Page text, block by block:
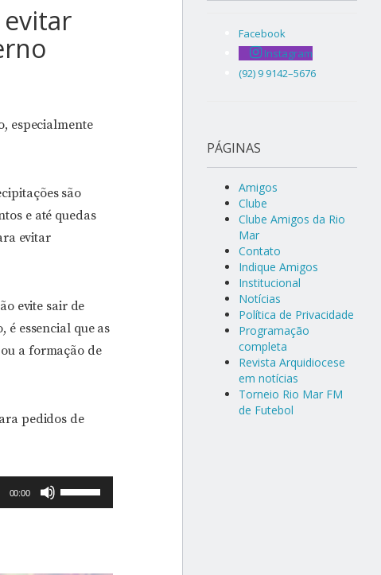
especialmente
são
e até quedas
evitar
evite sair de
é essencial que as
a formação de
pedidos de
00:00
Use
as
Facebook
Instagram
(92) 9 9142–5676
PÁGINAS
Amigos
Clube
Clube Amigos da Rio
Mar
Contato
Indique Amigos
Institucional
Notícias
Política de Privacidade
Programação
completa
Revista Arquidiocese
em notícias
Torneio Rio Mar FM
de Futebol